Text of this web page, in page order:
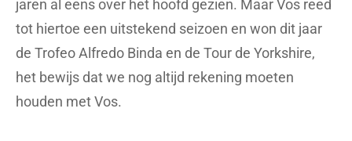
jaren al eens over het hoofd gezien. Maar Vos reed
tot hiertoe een uitstekend seizoen en won dit jaar
de Trofeo Alfredo Binda en de Tour de Yorkshire,
het bewijs dat we nog altijd rekening moeten
houden met Vos.